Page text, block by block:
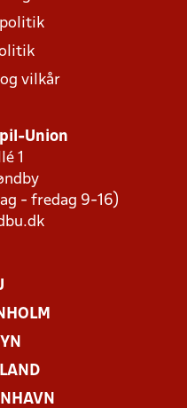
vilkår
Union
1
- fredag 9-16)